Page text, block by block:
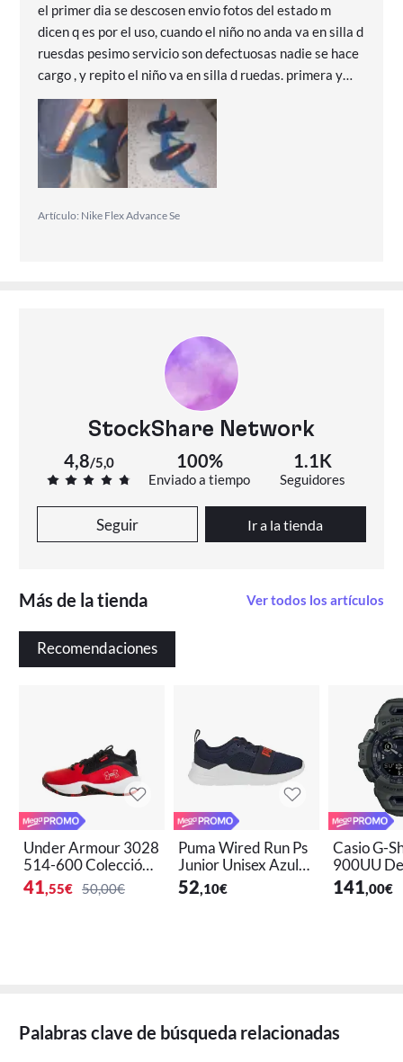
el primer dia se descosen envio fotos del estado m
dicen q es por el uso, cuando el niño no anda va en silla d
ruesdas pesimo servicio son defectuosas nadie se hace
cargo , y repito el niño va en silla d ruedas. primera y
ultima compra q hago en miravia compras, sale malo y t
lo quedas !!!!hasta siempre miravia!!!! q verguenza d
sercicio aun esperando respuesta desde mas de un mes
espero q nadie le pase lo q a nosotros
Artículo: Nike Flex Advance Se
StockShare Network
4,8/5,0 100%
Enviado a tiempo
1.1K
Seguidores
Seguir Ir a la tienda
Más de la tienda Ver todos los artículos
Recomendaciones
Under Armour 3028
514-600 Colección
Tendance cuero azul
41,55€ 50,00€
Puma Wired Run Ps
Junior Unisex Azul
Marino
52,10€
Casio G-
900UU
etooth
141,00€
Palabras clave de búsqueda relacionadas